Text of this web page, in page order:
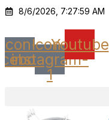
Ir
o
conteúdo
8/6/2026, 7:27:59 AM
Icon-Icon-
instagram-
1
Youtube